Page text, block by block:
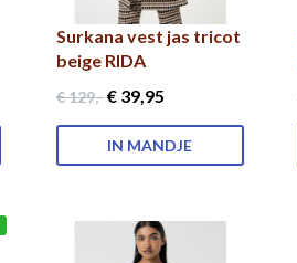
Surkana vest jas tricot
beige RIDA
€ 129,-€ 39,95
IN MANDJE